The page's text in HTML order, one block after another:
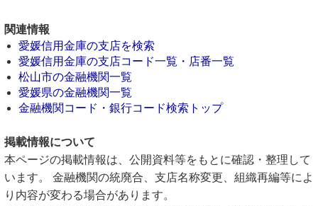
関連情報
愛媛信用金庫の支店を検索
愛媛信用金庫の支店コード一覧・店番一覧
松山市の金融機関一覧
愛媛県の金融機関一覧
金融機関コード・銀行コード検索トップ
掲載情報について
本ページの掲載情報は、公開資料等をもとに確認・整理して
います。 金融機関の統廃合、支店名称変更、組織再編等によ
り内容が変わる場合があります。